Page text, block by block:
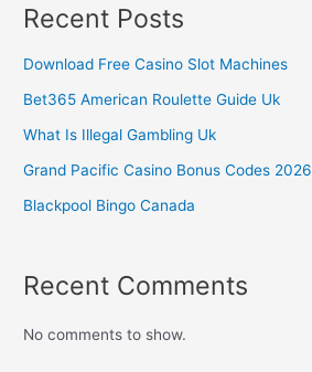
Recent Posts
Download Free Casino Slot Machines
Bet365 American Roulette Guide Uk
What Is Illegal Gambling Uk
Grand Pacific Casino Bonus Codes 2026
Blackpool Bingo Canada
Recent Comments
No comments to show.